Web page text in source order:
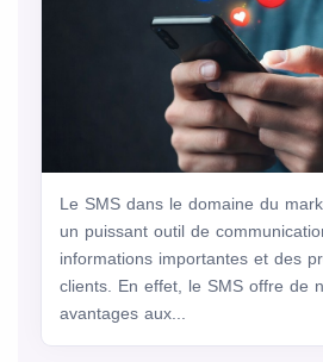
Le SMS dans le domaine du
un puissant outil de
informations importantes et des
clients. En effet, le SMS offre de
avantages aux...